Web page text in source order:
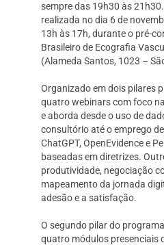
sempre das 19h30 às
realizada no dia 6 de
13h às 17h, durante o pré-
Brasileiro de Ecografia
(Alameda Santos, 1023 –
Organizado em dois pilares
quatro webinars com foco
e aborda desde o uso de
consultório até o emprego
ChatGPT, OpenEvidence e
baseadas em diretrizes.
produtividade, negociação
mapeamento da jornada
adesão e a satisfação.
O segundo pilar do
quatro módulos presenciais